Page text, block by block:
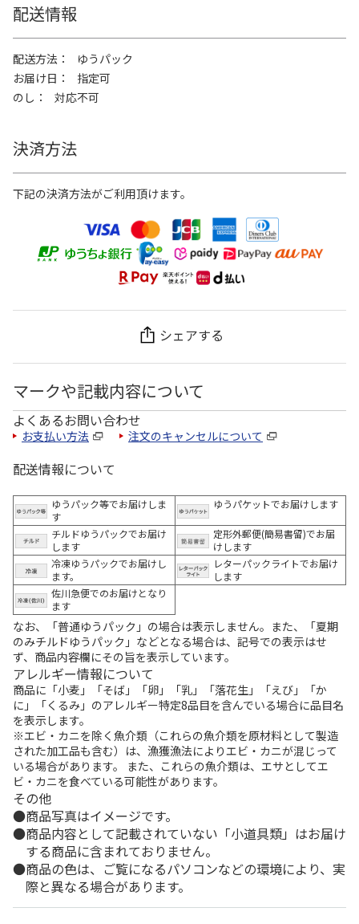
配送情報
配送方法
ゆうパック
お届け日
指定可
のし
対応不可
決済方法
下記の決済方法がご利用頂けます。
シェアする
マークや記載内容について
よくあるお問い合わせ
お支払い方法 注文のキャンセルについて
配送情報について
ゆうパック等でお届けしま
す
ゆうパケットでお届けします
チルドゆうパックでお届け
します
定形外郵便(簡易書留)でお届
けします
冷凍ゆうパックでお届けし
ます。
レターパックライトでお届け
します
佐川急便でのお届けとなり
ます
なお、「普通ゆうパック」の場合は表示しません。また、「夏期
のみチルドゆうパック」などとなる場合は、記号での表示はせ
ず、商品内容欄にその旨を表示しています。
アレルギー情報について
商品に「小麦」「そば」「卵」「乳」「落花生」「えび」「か
に」「くるみ」のアレルギー特定8品目を含んでいる場合に品目名
を表示します。
※エビ・カニを除く魚介類（これらの魚介類を原材料として製造
された加工品も含む）は、漁獲漁法によりエビ・カニが混じって
いる場合があります。 また、これらの魚介類は、エサとしてエ
ビ・カニを食べている可能性があります。
その他
商品写真はイメージです。
商品内容として記載されていない「小道具類」はお届け
する商品に含まれておりません。
商品の色は、ご覧になるパソコンなどの環境により、実
際と異なる場合があります。